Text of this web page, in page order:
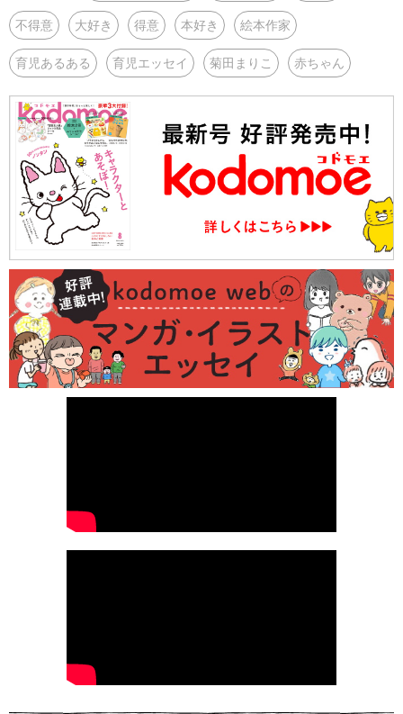
不得意 大好き 得意 本好き 絵本作家
育児あるある 育児エッセイ 菊田まりこ 赤ちゃん